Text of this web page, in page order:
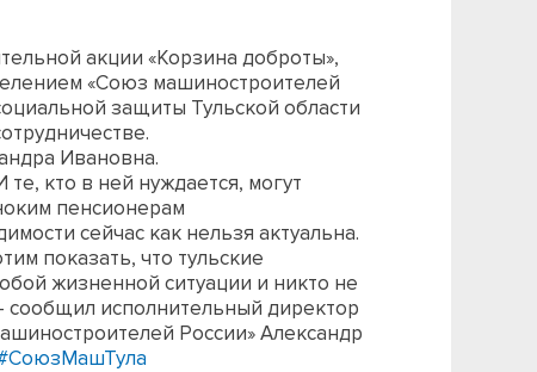
акции «Корзина доброты»,
«Союз машиностроителей
защиты Тульской области
Ивановна.
кто в ней нуждается, могут
пенсионерам
сейчас как нельзя актуальна.
показать, что тульские
жизненной ситуации и никто не
сообщил исполнительный директор
России» Александр